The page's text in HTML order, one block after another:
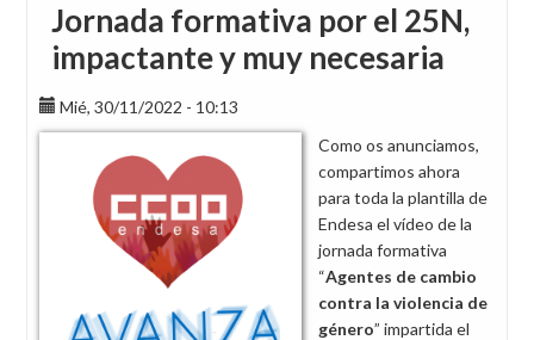
Jornada formativa por el 25N,
impactante y muy necesaria
Mié, 30/11/2022 - 10:13
Como os anunciamos,
compartimos ahora
para toda la plantilla de
Endesa el vídeo de la
jornada formativa
“Agentes de cambio
contra la violencia de
género” impartida el